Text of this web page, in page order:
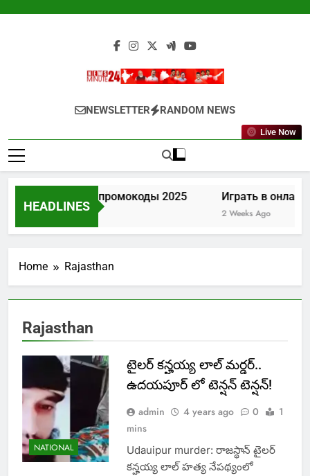
Newsminute24
Get All Updated Telugu News
NEWSLETTER RANDOM NEWS
Live Now
HEADLINES
Лев казино промокоды 2025
1 Week Ago
Играть в онлайн
2 Weeks Ago
Home Rajasthan
Rajasthan
NATIONAL
టైలర్ కన్హయ్య లాల్ మర్డర్..
ఉదయపూర్ లో టెన్షన్ టెన్షన్!
admin 4 years ago 0
1
mins
Udauipur murder: రాజస్థాన్ టైలర్
కన్హయ్య లాల్ హత్య నేపథ్యంలో